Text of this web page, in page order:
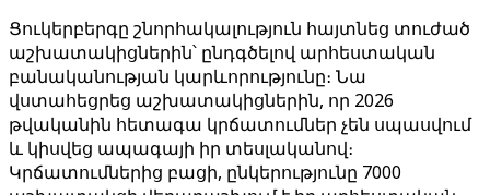
Ցուկերբերգը շնորհակալություն հայտնեց տուժած
աշխատակիցներին՝ ընդգծելով արհեստական ​​
բանականության կարևորությունը։ Նա
վստահեցրեց աշխատակիցներին, որ 2026
թվականին հետագա կրճատումներ չեն սպասվում
և կիսվեց ապագայի իր տեսլականով։
Կրճատումներից բացի, ընկերությունը 7000